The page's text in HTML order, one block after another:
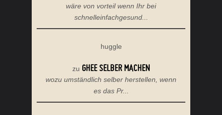
wäre von vorteil wenn Ihr bei
schnelleinfachgesund...
huggle
zu GHEE SELBER MACHEN
wozu umständlich selber herstellen, wenn
es das Pr...